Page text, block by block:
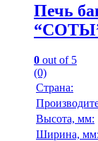
Печь
0 out of 5
(0)
Страна:
Высота, мм:
Ширина, мм: